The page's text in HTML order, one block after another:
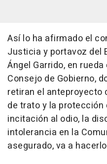
Así lo ha afirmado el
Justicia y portavoz del
Ángel Garrido, en
Consejo de Gobierno,
retiran el anteproyecto
de trato y la
incitación al odio, la
intolerancia en la
asegurado, va a